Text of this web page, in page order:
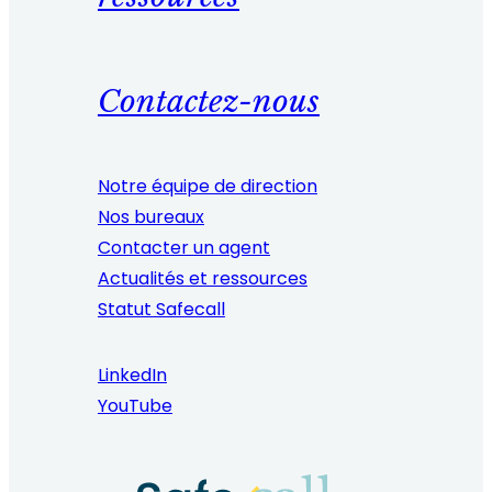
Contactez-nous
Notre équipe de direction
Nos bureaux
Contacter un agent
Actualités et ressources
Statut Safecall
LinkedIn
YouTube